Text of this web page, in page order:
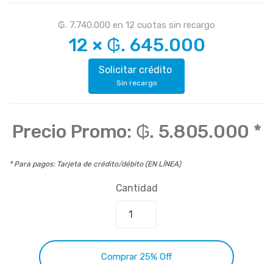
₲. 7.740.000 en 12 cuotas sin recargo
12 × ₲. 645.000
Solicitar crédito
Sin recargo
Precio Promo: ₲. 5.805.000 *
* Para pagos: Tarjeta de crédito/débito (EN LÍNEA)
Cantidad
Comprar 25% Off